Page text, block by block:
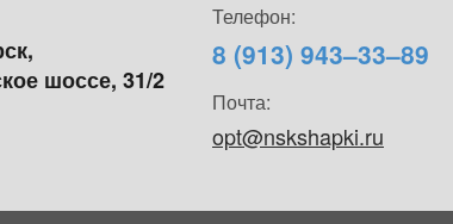
шоссе, 31/2
Телефон:
8 (913) 943–33–89
Почта:
opt@nskshapki.ru